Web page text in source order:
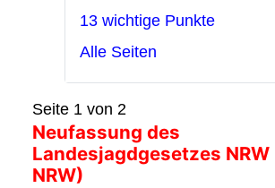
13 wichtige Punkte
Alle Seiten
Seite 1 von 2
Neufassung des
Landesjagdgesetzes NRW
NRW)